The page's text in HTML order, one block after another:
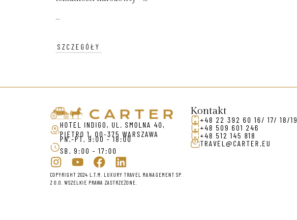
...
SZCZEGÓŁY
HOTEL INDIGO, UL. SMOLNA 40,
PIĘTRO 1, 00-375 WARSZAWA
PN.-PT. 9:00 - 18:00
SB. 9:00 - 17:00
COPYRIGHT 2024 L.T.M. LUXURY TRAVEL MANAGEMENT SP.
Z O.O. WSZELKIE PRAWA ZASTRZEŻONE.
Kontakt
+48 22 392 60 16/ 17/ 18/19
+48 509 601 246
+48 512 145 818
TRAVEL@CARTER.EU